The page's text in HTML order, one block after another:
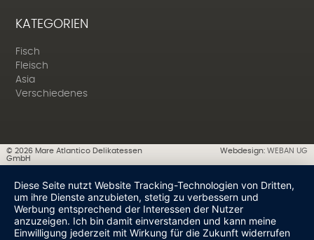
KATEGORIEN
Fisch
Fleisch
Asia
Verschiedenes
© 2026Mare Atlantico Delikatessen
GmbH
Webdesign:WEBAN UG
Diese Seite nutzt Website Tracking-Technologien von Dritten,
um ihre Dienste anzubieten, stetig zu verbessern und
Werbung entsprechend der Interessen der Nutzer
anzuzeigen. Ich bin damit einverstanden und kann meine
Einwilligung jederzeit mit Wirkung für die Zukunft widerrufen